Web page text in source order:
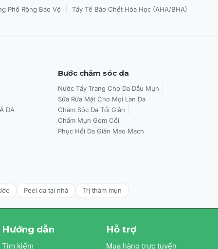
Phổ Rộng Bảo Vệ Tẩy Tế Bào Chết Hóa Học (AHA/BHA)
DA
Bước chăm sóc da
Nước Tẩy Trang Cho Da Dầu Mụn
Sữa Rửa Mặt Cho Mọi Làn Da
Chăm Sóc Da Tối Giản
Chấm Mụn Gom Cồi
Phục Hồi Da Giãn Mao Mạch
Peel da tại nhà Trị thâm mụn
Hướng dẫn
Tìm kiếm
Hỗ trợ
Mua hàng trực tuyến